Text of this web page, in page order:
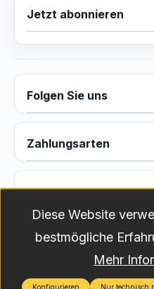
Jetzt abonnieren
Folgen Sie uns
Zahlungsarten
Versand
Alle Preise exkl. gesetzl.
und ggf.
Diese Website
bestmögliche
Mehr
Nur technisch
Konfigurieren